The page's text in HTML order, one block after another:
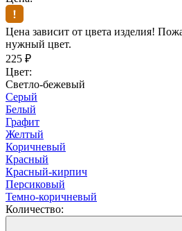
Цена зависит от цвета изделия!
нужный цвет.
225 ₽
Цвет:
Светло-бежевый
Серый
Белый
Графит
Желтый
Коричневый
Красный
Красный-кирпич
Персиковый
Темно-коричневый
Количество: